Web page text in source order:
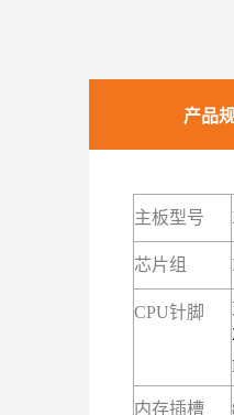
产品
主板型号
芯片组
CPU针脚
内存插槽